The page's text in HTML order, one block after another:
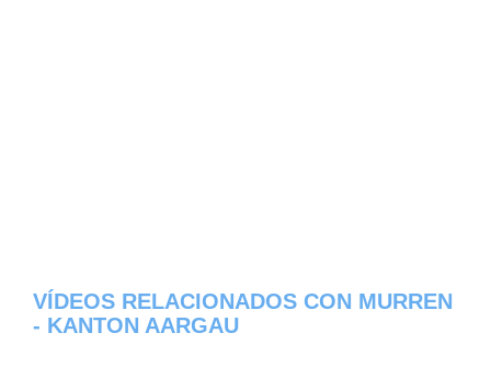
VÍDEOS RELACIONADOS CON MURREN
- KANTON AARGAU